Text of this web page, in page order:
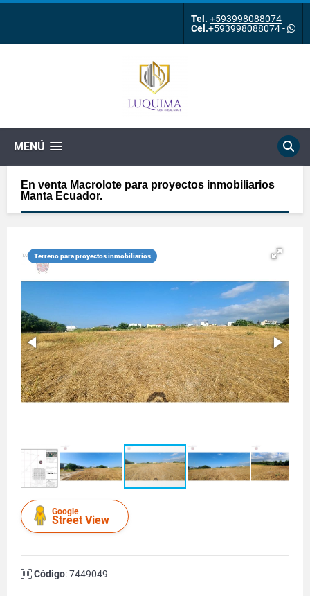
Tel. +593998088074
Cel.+593998088074-
MENÚ
En venta Macrolote para proyectos inmobiliarios
Manta Ecuador.
Terreno para proyectos inmobiliarios
Google
Street View
Código: 7449049